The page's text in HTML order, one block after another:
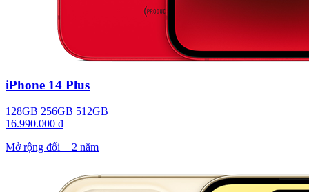
iPhone 14 Plus
128GB 256GB 512GB
16.990.000 đ
Mở rộng đổi + 2 năm